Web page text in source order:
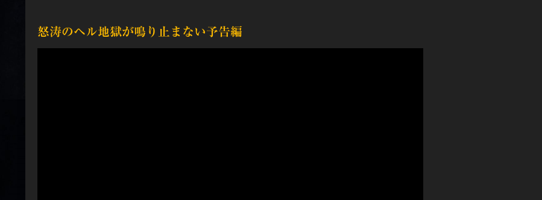
怒涛のヘル地獄が鳴り止まない予告編